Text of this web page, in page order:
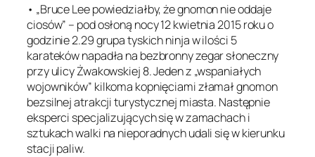
• „Bruce Lee powiedziałby, że gnomon nie oddaje
ciosów” – pod osłoną nocy 12 kwietnia 2015 roku o
godzinie 2.29 grupa tyskich ninja w ilości 5
karateków napadła na bezbronny zegar słoneczny
przy ulicy Żwakowskiej 8. Jeden z „wspaniałych
wojowników” kilkoma kopnięciami złamał gnomon
bezsilnej atrakcji turystycznej miasta. Następnie
eksperci specjalizujących się w zamachach i
sztukach walki na nieporadnych udali się w kierunku
stacji paliw.